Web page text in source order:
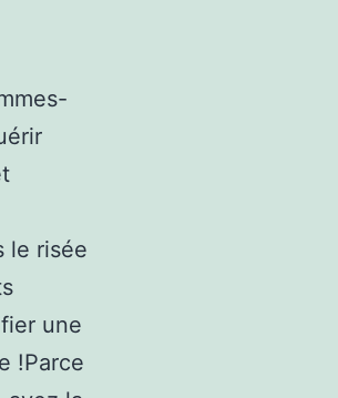
le risée
une
!Parce